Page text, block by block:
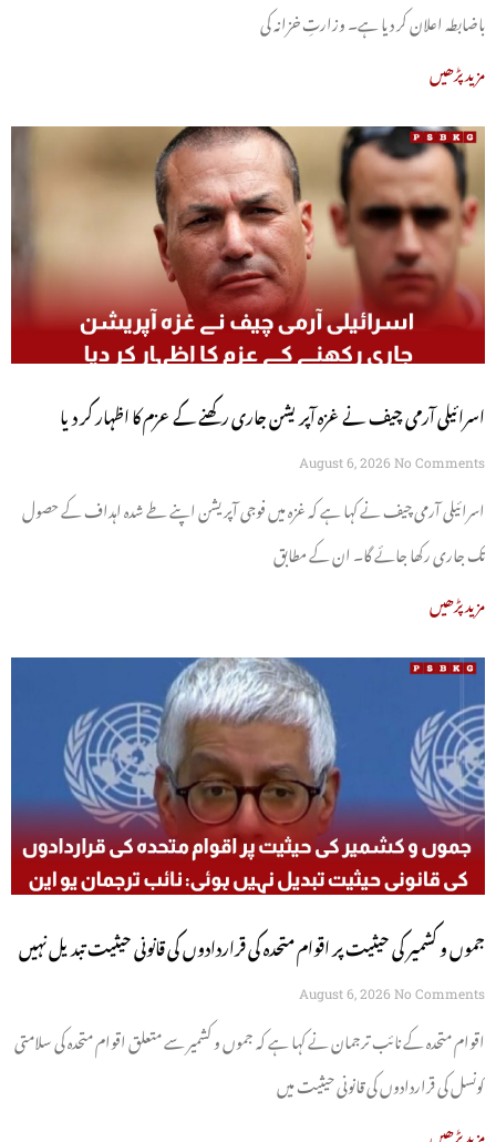
باضابطہ اعلان کر دیا ہے۔ وزارتِ خزانہ کی
مزید پڑھیں
اسرائیلی آرمی چیف نے غزہ آپریشن جاری رکھنے کے عزم کا اظہار کر دیا
August 6, 2026 No Comments
اسرائیلی آرمی چیف نے کہا ہے کہ غزہ میں فوجی آپریشن اپنے طے شدہ اہداف کے حصول
تک جاری رکھا جائے گا۔ ان کے مطابق
مزید پڑھیں
جموں و کشمیر کی حیثیت پر اقوام متحدہ کی قراردادوں کی قانونی حیثیت تبدیل نہیں
ہوئی: نائب ترجمان یو این
August 6, 2026 No Comments
اقوام متحدہ کے نائب ترجمان نے کہا ہے کہ جموں و کشمیر سے متعلق اقوام متحدہ کی سلامتی
کونسل کی قراردادوں کی قانونی حیثیت میں
مزید پڑھیں